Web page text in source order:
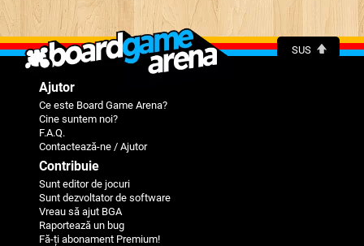
SUS
Ajutor
Ce este Board Game Arena?
Cine suntem noi?
F.A.Q.
Contactează-ne / Ajutor
Contribuie
Sunt editor de jocuri
Sunt dezvoltator de software
Vreau să ajut BGA
Raportează un bug
Fă-ți abonament Premium!